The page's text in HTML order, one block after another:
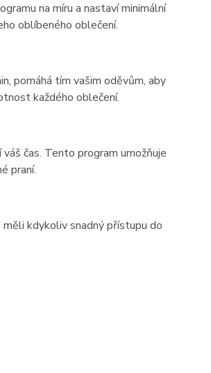
na míru a nastaví minimální
oblíbeného oblečení.
pomáhá tím vašim oděvům, aby
každého oblečení.
čas. Tento program umožňuje
praní.
kdykoliv snadný přístupu do